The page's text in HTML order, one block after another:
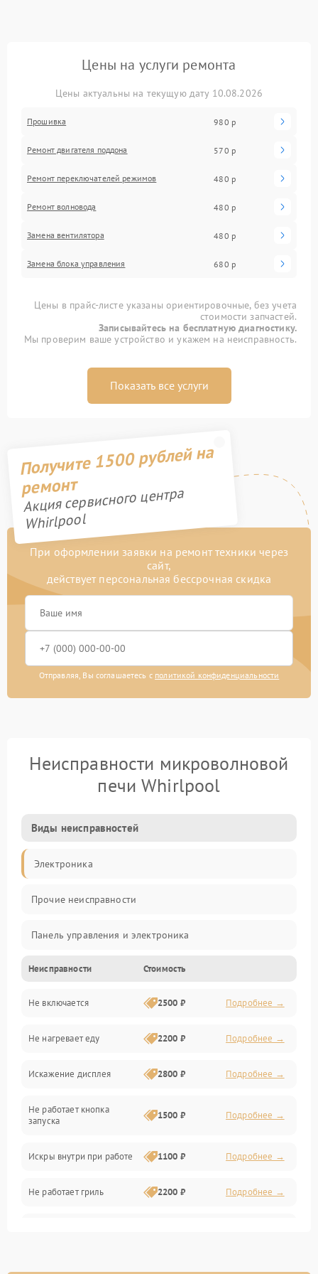
Цены на услуги ремонта
Цены актуальны на текущую дату 10.08.2026
Прошивка 980 р
Ремонт двигателя поддона 570 р
Ремонт переключателей режимов 480 р
Ремонт волновода 480 р
Замена вентилятора 480 р
Замена блока управления 680 р
Цены в прайс-листе указаны ориентировочные, без учета
стоимости запчастей.
Записывайтесь на бесплатную диагностику.
Мы проверим ваше устройство и укажем на неисправность.
Показать все услуги
Получите 1500 рублей на
ремонт
Акция сервисного центра
Whirlpool
При оформлении заявки на ремонт техники через
сайт,
действует персональная бессрочная скидка
Отправляя, Вы соглашаетесь с политикой конфиденциальности
Неисправности микроволновой
печи Whirlpool
Виды неисправностей
Электроника
Прочие неисправности
Панель управления и электроника
Дверца и корпус
Механика и внутренние элементы
Механические повреждения
Питание и запуск
Нагрев и приготовление
Программное обеспечение
Неисправности Стоимость
Не включается 2500 ₽ Подробнее →
Не нагревает еду 2200 ₽ Подробнее →
Искажение дисплея 2800 ₽ Подробнее →
Не работает кнопка
запуска
1500 ₽ Подробнее →
Искры внутри при работе 1100 ₽ Подробнее →
Не работает гриль 2200 ₽ Подробнее →